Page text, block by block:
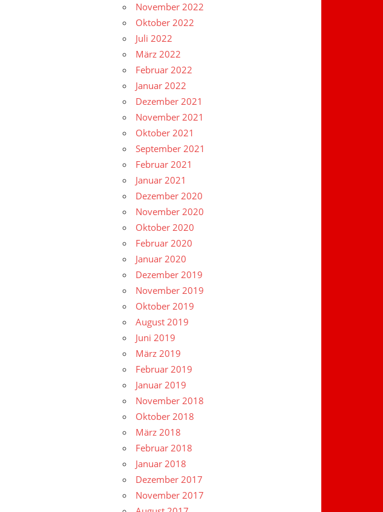
November 2022
Oktober 2022
Juli 2022
März 2022
Februar 2022
Januar 2022
Dezember 2021
November 2021
Oktober 2021
September 2021
Februar 2021
Januar 2021
Dezember 2020
November 2020
Oktober 2020
Februar 2020
Januar 2020
Dezember 2019
November 2019
Oktober 2019
August 2019
Juni 2019
März 2019
Februar 2019
Januar 2019
November 2018
Oktober 2018
März 2018
Februar 2018
Januar 2018
Dezember 2017
November 2017